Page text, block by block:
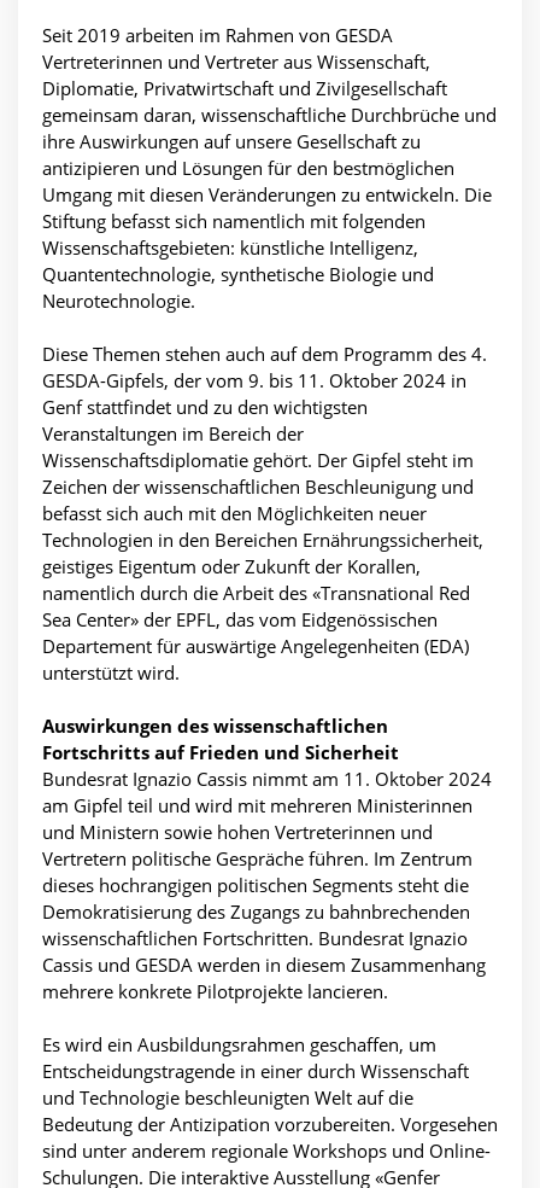
Seit 2019 arbeiten im Rahmen von GESDA
Vertreterinnen und Vertreter aus Wissenschaft,
Diplomatie, Privatwirtschaft und Zivilgesellschaft
gemeinsam daran, wissenschaftliche Durchbrüche und
ihre Auswirkungen auf unsere Gesellschaft zu
antizipieren und Lösungen für den bestmöglichen
Umgang mit diesen Veränderungen zu entwickeln. Die
Stiftung befasst sich namentlich mit folgenden
Wissenschaftsgebieten: künstliche Intelligenz,
Quantentechnologie, synthetische Biologie und
Neurotechnologie.
Diese Themen stehen auch auf dem Programm des 4.
GESDA-Gipfels, der vom 9. bis 11. Oktober 2024 in
Genf stattfindet und zu den wichtigsten
Veranstaltungen im Bereich der
Wissenschaftsdiplomatie gehört. Der Gipfel steht im
Zeichen der wissenschaftlichen Beschleunigung und
befasst sich auch mit den Möglichkeiten neuer
Technologien in den Bereichen Ernährungssicherheit,
geistiges Eigentum oder Zukunft der Korallen,
namentlich durch die Arbeit des «Transnational Red
Sea Center» der EPFL, das vom Eidgenössischen
Departement für auswärtige Angelegenheiten (EDA)
unterstützt wird.
Auswirkungen des wissenschaftlichen
Fortschritts auf Frieden und Sicherheit
Bundesrat Ignazio Cassis nimmt am 11. Oktober 2024
am Gipfel teil und wird mit mehreren Ministerinnen
und Ministern sowie hohen Vertreterinnen und
Vertretern politische Gespräche führen. Im Zentrum
dieses hochrangigen politischen Segments steht die
Demokratisierung des Zugangs zu bahnbrechenden
wissenschaftlichen Fortschritten. Bundesrat Ignazio
Cassis und GESDA werden in diesem Zusammenhang
mehrere konkrete Pilotprojekte lancieren.
Es wird ein Ausbildungsrahmen geschaffen, um
Entscheidungstragende in einer durch Wissenschaft
und Technologie beschleunigten Welt auf die
Bedeutung der Antizipation vorzubereiten. Vorgesehen
sind unter anderem regionale Workshops und Online-
Schulungen. Die interaktive Ausstellung «Genfer